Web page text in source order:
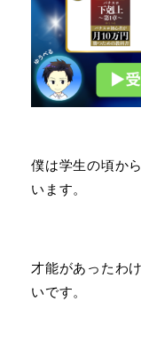
僕は学生の頃か
います。
才能があったわ
いです。